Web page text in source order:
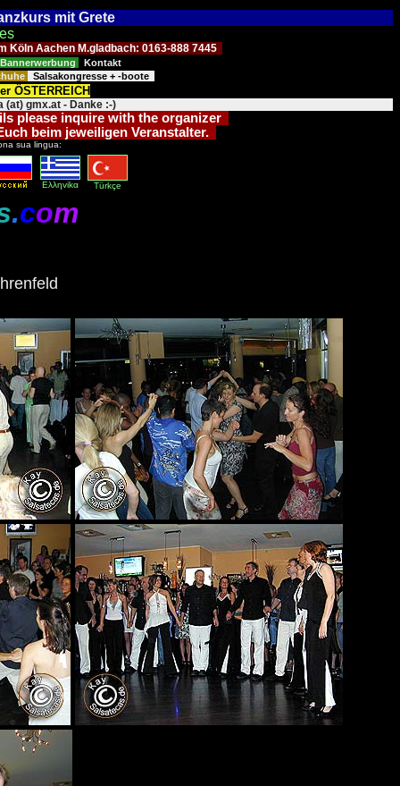
mit Grete
Köln Aachen M.gladbach: 0163-888 7445
Bannerwerbung Kontakt
Salsakongresse + -boote
ÖSTERREICH
(at) gmx.at - Danke :-)
please inquire with the organizer
beim jeweiligen Veranstalter.
sua lingua:
Eλληvikα Türkçe
.com